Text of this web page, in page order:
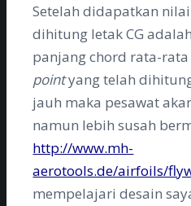
Setelah didapatkan nilai
dihitung letak CG
panjang chord rata-
pointyang telah
jauh maka pesawat
namun lebih susah
http://www.mh-
aerotools.de/airfoils/
mempelajari desain